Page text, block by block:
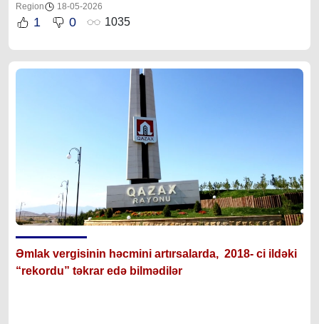
Region 18-05-2026
1 0 1035
Əmlak vergisinin həcmini artırsalarda, 2018- ci ildəki
“rekordu” təkrar edə bilmədilər